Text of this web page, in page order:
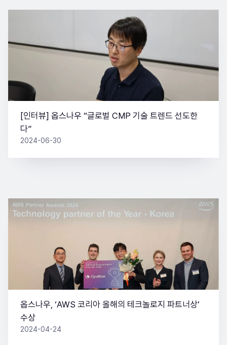
[인터뷰] 옵스나우 “글로벌 CMP 기술 트렌드 선도한
다”
2024-06-30
옵스나우, ‘AWS 코리아 올해의 테크놀로지 파트너상’
수상
2024-04-24